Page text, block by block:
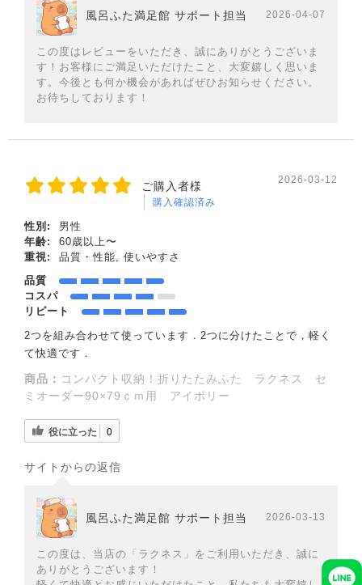
風呂ふた満足館 サポート担当 2026-04-07
この度はレビューをいただき、誠にありがとうございま
す！お客様にご満足いただけたこと、大変嬉しく思いま
す。今後とも何か機会があればぜひお知らせください。
お待ちしております！
ご購入者様
購入確認済み
2026-03-12
性別:
男性
年齢:
60歳以上〜
重視:
品質・性能, 使いやすさ
品質
コスパ
リピート
2つを組み合わせて使っています．2つに分けたことで，軽く
て快適です．
商品： コンパクト収納！折りたたみふた ラクネス セ
ミオーダー90×79ｃｍ用 アイボリー
役に立った 0
サイトからの返信
風呂ふた満足館 サポート担当 2026-03-13
この度は、当店の「ラクネス」をご利用いただき、誠に
ありがとうございます！